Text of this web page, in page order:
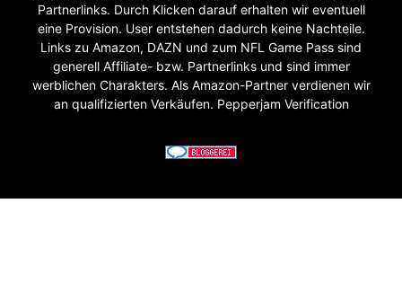
Partnerlinks. Durch Klicken darauf erhalten wir eventuell
eine Provision. User entstehen dadurch keine Nachteile.
Links zu Amazon, DAZN und zum NFL Game Pass sind
generell Affiliate- bzw. Partnerlinks und sind immer
werblichen Charakters. Als Amazon-Partner verdienen wir
an qualifizierten Verkäufen. Pepperjam Verification